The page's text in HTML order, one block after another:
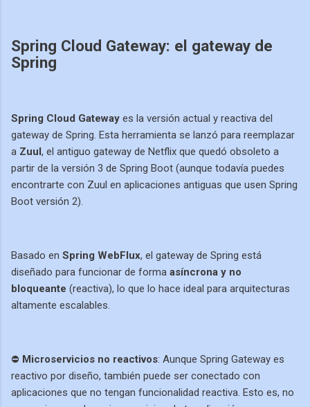
Spring Cloud Gateway: el gateway de
Spring
Spring Cloud Gateway es la versión actual y reactiva del
gateway de Spring. Esta herramienta se lanzó para reemplazar
a Zuul, el antiguo gateway de Netflix que quedó obsoleto a
partir de la versión 3 de Spring Boot (aunque todavía puedes
encontrarte con Zuul en aplicaciones antiguas que usen Spring
Boot versión 2).
Basado en Spring WebFlux, el gateway de Spring está
diseñado para funcionar de forma asíncrona y no
bloqueante (reactiva), lo que lo hace ideal para arquitecturas
altamente escalables.
⛔ Microservicios no reactivos: Aunque Spring Gateway es
reactivo por diseño, también puede ser conectado con
aplicaciones que no tengan funcionalidad reactiva. Esto es, no